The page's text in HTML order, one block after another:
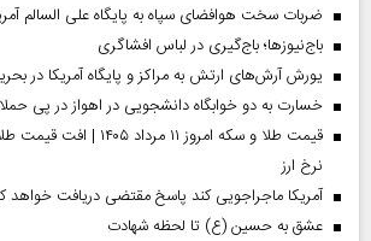
ضربات سخت هوافضای سپاه به پایگاه علی السالم
باج‌نیوزها؛ باج‌گیری در لباس افشاگری
یورش آرش‌های ارتش به مراکز و پایگاه‌ آمریکا در
خسارت به دو خوابگاه دانشجویی در اهواز در پی
قیمت طلا و سکه امروز ۱۱
نرخ ارز
آمریکا ماجراجویی کند پاسخ مقتضی دریافت خواهد
عشق به حسین (ع) تا لحظه شهادت